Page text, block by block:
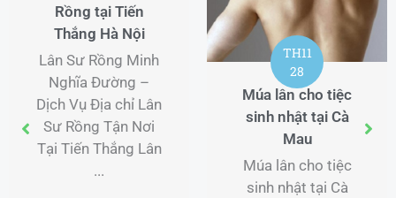
Rồng tại Tiến
Thắng Hà Nội
Lân Sư Rồng Minh
Nghĩa Đường –
Dịch Vụ Địa chỉ Lân
Sư Rồng Tận Nơi
Tại Tiến Thắng Lân
...
TH11
28
Múa lân cho tiệc
sinh nhật tại Cà
Mau
Múa lân cho tiệc
sinh nhật tại Cà